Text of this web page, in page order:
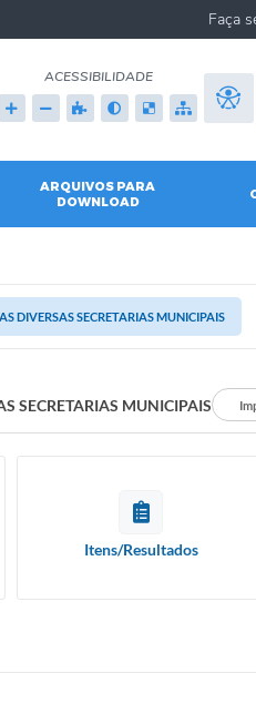
ACESSIBILIDADE
ARQUIVOS PARA
DOWNLOAD
DIVERSAS SECRETARIAS MUNICIPAIS
SECRETARIAS MUNICIPAIS
Itens/Resultados